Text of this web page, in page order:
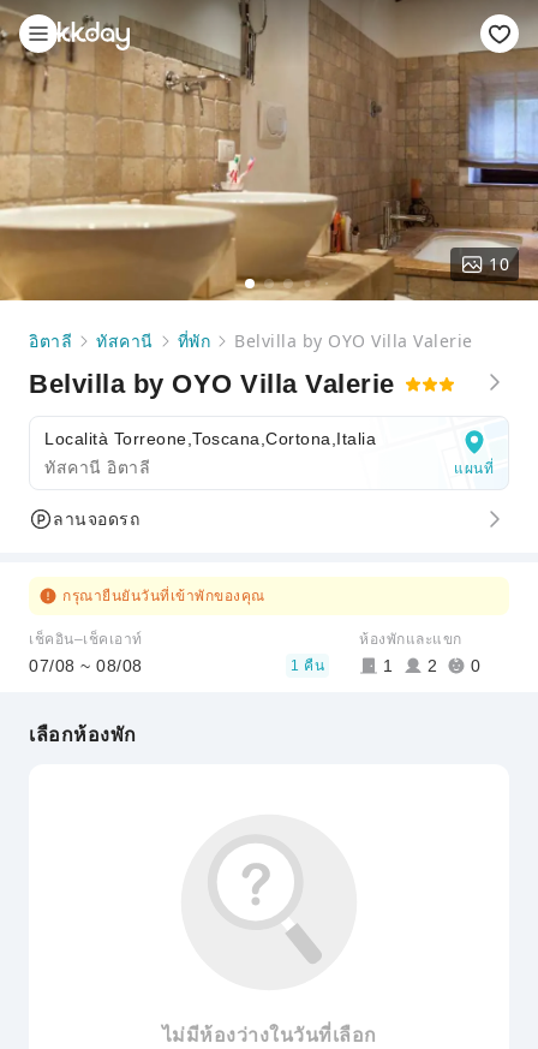
10
อิตาลี ทัสคานี ที่พัก Belvilla by OYO Villa Valerie
Belvilla by OYO Villa Valerie
Località Torreone,Toscana,Cortona,Italia
ทัสคานี อิตาลี
แผนที่
ลานจอดรถ
กรุณายืนยันวันที่เข้าพักของคุณ
เช็คอิน–เช็คเอาท์
07/08 ~ 08/08 1 คืน
ห้องพักและแขก
1 2 0
เลือกห้องพัก
ไม่มีห้องว่างในวันที่เลือก